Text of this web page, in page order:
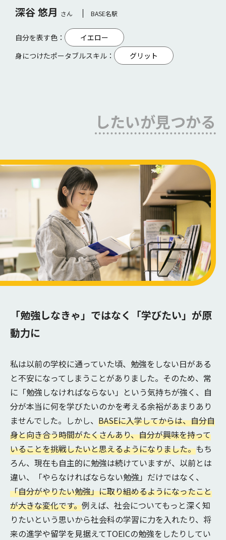
深谷 悠月 さん BASE名駅
自分を表す色：
イエロー
身につけたポータブルスキル：
グリット
したいが見つかる
「勉強しなきゃ」ではなく「学びたい」が原
動力に
私は以前の学校に通っていた頃、勉強をしない日がある
と不安になってしまうことがありました。そのため、常
に「勉強しなければならない」という気持ちが強く、自
分が本当に何を学びたいのかを考える余裕があまりあり
ませんでした。しかし、 BASEに入学してからは、自分自
身と向き合う時間がたくさんあり、自分が興味を持って
いることを挑戦したいと思えるようになりました。もち
ろん、現在も自主的に勉強は続けていますが、以前とは
違い、「やらなければならない勉強」だけではなく、
「自分がやりたい勉強」に取り組めるようになったこと
が大きな変化です。例えば、社会についてもっと深く知
りたいという思いから社会科の学習に力を入れたり、将
来の進学や留学を見据えてTOEICの勉強をしたりしてい